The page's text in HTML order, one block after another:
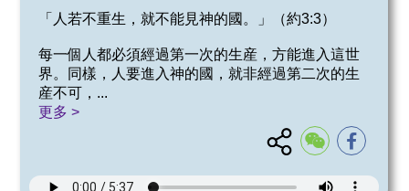
「人若不重生，就不能見神的國。」（約3:3）
每一個人都必須經過第一次的生産，方能進入這世
界。同樣，人要進入神的國，就非經過第二次的生
産不可， ...
更多 >